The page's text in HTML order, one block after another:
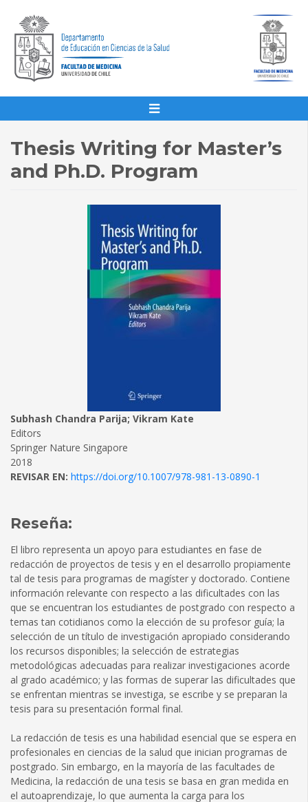
Thesis Writing for Master’s
and Ph.D. Program
Subhash Chandra Parija; Vikram Kate
Editors
Springer Nature Singapore
2018
REVISAR EN: https://doi.org/10.1007/978-981-13-0890-1
Reseña:
El libro representa un apoyo para estudiantes en fase de
redacción de proyectos de tesis y en el desarrollo propiamente
tal de tesis para programas de magíster y doctorado. Contiene
información relevante con respecto a las dificultades con las
que se encuentran los estudiantes de postgrado con respecto a
temas tan cotidianos como la elección de su profesor guía; la
selección de un título de investigación apropiado considerando
los recursos disponibles; la selección de estrategias
metodológicas adecuadas para realizar investigaciones acorde
al grado académico; y las formas de superar las dificultades que
se enfrentan mientras se investiga, se escribe y se preparan la
tesis para su presentación formal final.
La redacción de tesis es una habilidad esencial que se espera en
profesionales en ciencias de la salud que inician programas de
postgrado. Sin embargo, en la mayoría de las facultades de
Medicina, la redacción de una tesis se basa en gran medida en
el autoaprendizaje, lo que aumenta la carga para los